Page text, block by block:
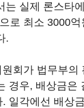
는 실제 론스타
로 최소 3000억
.
회가 법무부의
경우, 배상금은
일각에선 배상